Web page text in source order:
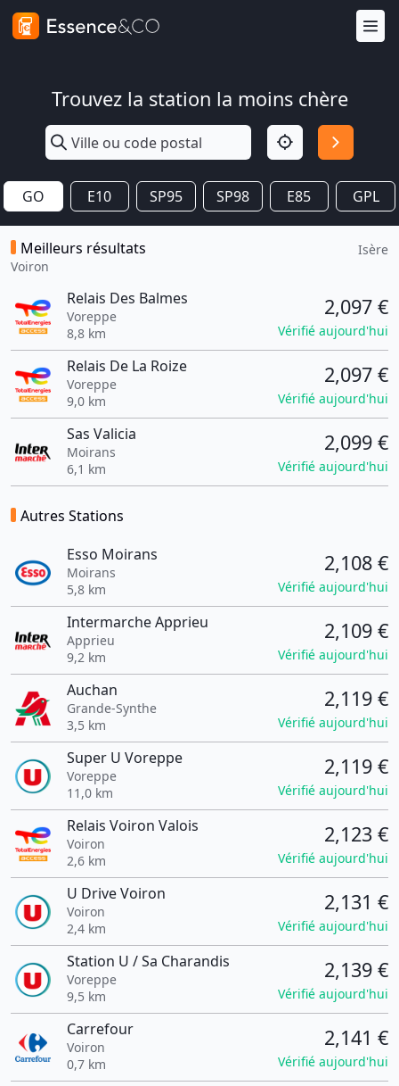
Trouvez la station la moins chère
GO E10 SP95 SP98 E85 GPL
Meilleurs résultats
Voiron
Isère
Relais Des Balmes
Voreppe
8,8 km
2,097 €
Vérifié aujourd'hui
Relais De La Roize
Voreppe
9,0 km
2,097 €
Vérifié aujourd'hui
Sas Valicia
Moirans
6,1 km
2,099 €
Vérifié aujourd'hui
Autres Stations
Esso Moirans
Moirans
5,8 km
2,108 €
Vérifié aujourd'hui
Intermarche Apprieu
Apprieu
9,2 km
2,109 €
Vérifié aujourd'hui
Auchan
Grande-Synthe
3,5 km
2,119 €
Vérifié aujourd'hui
Super U Voreppe
Voreppe
11,0 km
2,119 €
Vérifié aujourd'hui
Relais Voiron Valois
Voiron
2,6 km
2,123 €
Vérifié aujourd'hui
U Drive Voiron
Voiron
2,4 km
2,131 €
Vérifié aujourd'hui
Station U / Sa Charandis
Voreppe
9,5 km
2,139 €
Vérifié aujourd'hui
Carrefour
Voiron
0,7 km
2,141 €
Vérifié aujourd'hui